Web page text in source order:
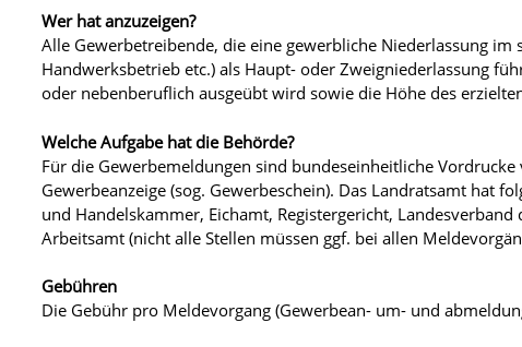
Wer hat anzuzeigen?
Alle Gewerbetreibende, die eine gewerbliche Niederlassung
Handwerksbetrieb etc.) als Haupt- oder Zweigniederlassung
oder nebenberuflich ausgeübt wird sowie die Höhe des
Welche Aufgabe hat die Behörde?
Für die Gewerbemeldungen sind bundeseinheitliche
Gewerbeanzeige (sog. Gewerbeschein). Das Landratsamt hat
und Handelskammer, Eichamt, Registergericht,
Arbeitsamt (nicht alle Stellen müssen ggf. bei allen
Gebühren
Die Gebühr pro Meldevorgang (Gewerbean- um- und